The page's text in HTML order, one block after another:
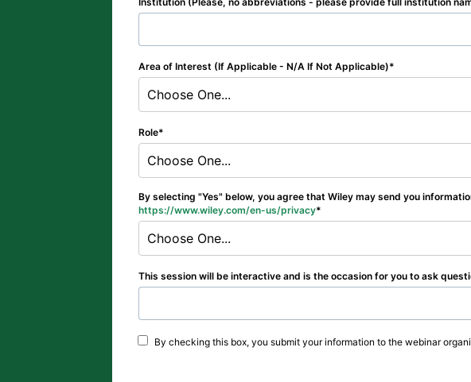
Area of Interest (If Applicable - N/A If Not Applicable)
Choose One...
Role
Choose One...
By selecting "Yes" below, you agree that Wiley may send you
https://www.wiley.com/en-us/privacy
Choose One...
This session will be interactive and is the occasion for you to ask
By checking this box, you submit your information to the webinar